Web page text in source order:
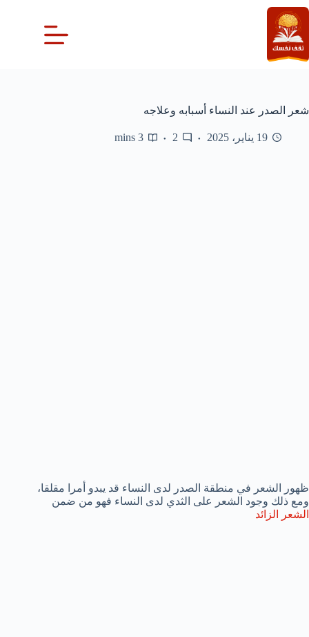
التجاوز
إلى
المحتوى
شعر الصدر عند النساء أسبابه وعلاجه
19 يناير، 2025 2
3 mins
ظهور الشعر في منطقة الصدر لدى النساء قد يبدو أمرا مقلقا،
ومع ذلك وجود الشعر على الثدي لدى النساء فهو من ضمن
الشعر الزائد